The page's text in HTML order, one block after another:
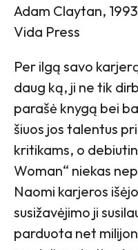
Adam Claytan, 1993
Vida Press
Per ilgą savo
daug ką, ji ne tik
parašė knygą bei
šiuos jos talentus
kritikams, o
Woman“ niekas
Naomi karjeros
susižavėjimo ji
parduota net